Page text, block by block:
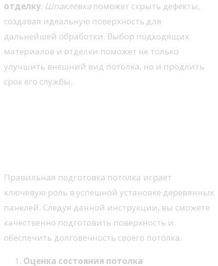
отделку. Шпаклевкапоможет скрыть дефекты,
создавая идеальную поверхность для
дальнейшей обработки. Выбор подходящих
материалов и отделки поможет не только
улучшить внешний вид потолка, но и продлить
срок его службы.
Правильная подготовка потолка играет
ключевую роль в успешной установке деревянных
панелей. Следуя данной инструкции, вы сможете
качественно подготовить поверхность и
обеспечить долговечность своего потолка.
Оценка состояния потолка